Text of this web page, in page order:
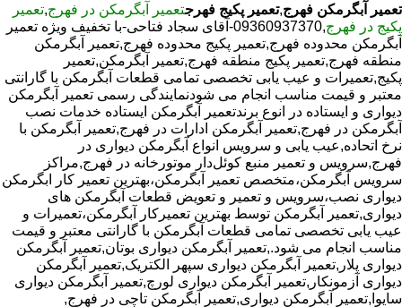
تعمیر آبگرمکن فهرج,تعمیر پکیج فهرجتعمیر آبگرمکن در فهرج,تعمیر
پکیج در فهرج
,09360937370-آقای سجاد فتاحی-با تخفیف ویژه تعمیر
آبگرمکن محدوده فهرج,تعمیر پکیج محدوده فهرج,تعمیر آبگرمکن
منطقه فهرج,تعمیر پکیج منطقه فهرج,تعمیر آبگرمکن,تعمیر
پکیج,تعمیرات و عیب یابی تخصصی تمامی قطعات آبگرمکن با گارانتی
معتبر و قیمت مناسب انجام می شودنمایندگی رسمی تعمیر آبگرمکن
دیواری و ایستاده در انوع برندتعمیر آبگرمکن ایستاده خدمات نصب
آبگرمکن در فهرج,تعمیر آبگرمکن ادارات در فهرج,تعمیر آبگرمکن با
نرخ اتحاده,عیب یابی و سرویس انواع آبگرمکن دیواری در
فهرج,سرویس و تعمیر منبع کوئل‌دار موتورخانه در فهرج,مراکز
سرویس آبگرمکن،متخصص تعمیر آبگرمکن،بهترین تعمیر کار ابگرمکن
دیواری نصب،سرویس و تعمیر و تعویض قطعات آبگرمکن های
دیواری,تعمیر آبگرمکن توسط بهترین تعمیرکار آبگرمکن،تعمیرات و
عیب یابی تخصصی تمامی قطعات آبگرمکن با گارانتی معتبر و قیمت
مناسب انجام می شود.,تعمیر آبگرمکن دیواری بوتان,تعمیر آبگرمکن
دیواری پلار,تعمیر آبگرمکن دیواری سپهر الکتریک,تعمیر آبگرمکن
دیواری آزمونکار,تعمیر آبگرمکن دیواری لورچ,تعمیر آبگرمکن دیواری
سایوا,تعمیر آبگرمکن دیواری,تعمیر آبگرمکن تاچی در فهرج,